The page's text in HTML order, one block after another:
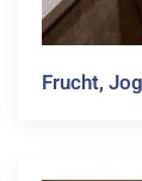
Frucht,